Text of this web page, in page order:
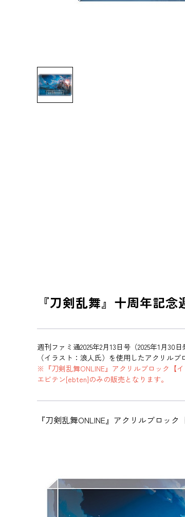
『刀剣乱舞』十周年記
週刊ファミ通2025年2月13日号（2025年1月30
（イラスト：浪人氏）を使用したアクリルブ
※『刀剣乱舞ONLINE』アクリルブロック【
エビテン[ebten]のみの販売となります。
『刀剣乱舞ONLINE』アクリルブロッ